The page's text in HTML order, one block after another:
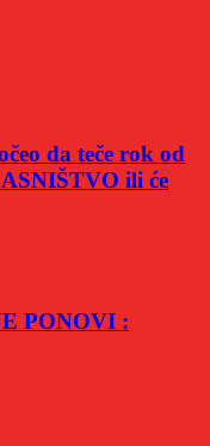
da teče rok od
ili će
PONOVI :